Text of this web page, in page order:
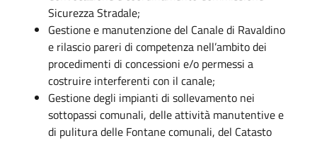
Sicurezza Stradale;
Gestione e manutenzione del Canale di Ravaldino
e rilascio pareri di competenza nell’ambito dei
procedimenti di concessioni e/o permessi a
costruire interferenti con il canale;
Gestione degli impianti di sollevamento nei
sottopassi comunali, delle attività manutentive e
di pulitura delle Fontane comunali, del Catasto